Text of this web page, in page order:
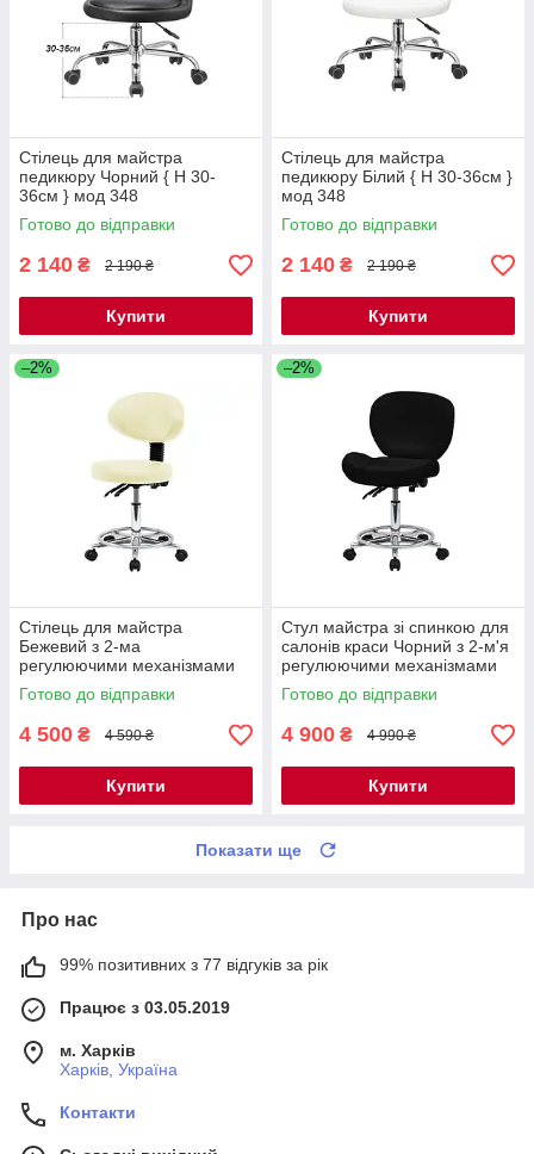
Стілець для майстра
педикюру Чорний { H 30-
36см } мод 348
Готово до відправки
2 140 ₴ 2 190 ₴
Купити
Стілець для майстра
педикюру Білий { H 30-36см }
мод 348
Готово до відправки
2 140 ₴ 2 190 ₴
Купити
–2%
Стілець для майстра
Бежевий з 2-ма
регулюючими механізмами
мод. 859 { H 36-50см }
Готово до відправки
4 500 ₴ 4 590 ₴
Купити
–2%
Стул майстра зі спинкою для
салонів краси Чорний з 2-м'я
регулюючими механізмами
мод. 881-2 { H 36-50см }
Готово до відправки
4 900 ₴ 4 990 ₴
Купити
Показати ще
Про нас
99% позитивних з 77 відгуків за рік
Працює з 03.05.2019
м. Харків
Харків, Україна
Контакти